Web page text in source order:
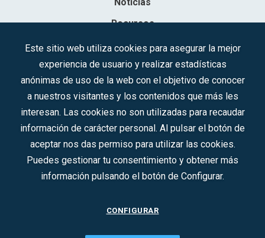
Recursos
Contacto
Sociedad Mercantil Estatal para la Gestión de la Innovación y las
C.I.F.: A-81/874.984
Síguenos en redes sociales:
CONTACTO
Este sitio web utiliza cookies para asegurar la mejor
experiencia de usuario y realizar estadísticas
anónimas de uso de la web con el objetivo de conocer
a nuestros visitantes y los contenidos que más les
interesan. Las cookies no son utilizadas para recaudar
información de carácter personal. Al pulsar el botón de
aceptar nos das permiso para utilizar las cookies.
Puedes gestionar tu consentimiento y obtener más
información pulsando el botón de Configurar.
CONFIGURAR